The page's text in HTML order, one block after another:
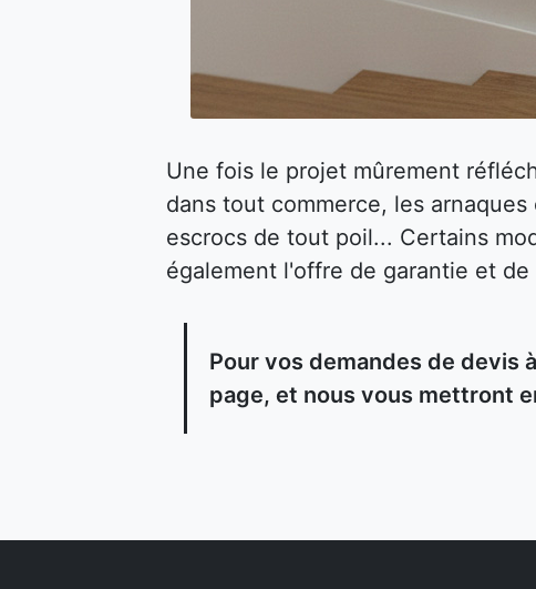
Une fois le projet mûrement
dans tout commerce, les
escrocs de tout poil... Certains
également l'offre de garantie et
Pour vos demandes de devis
page, et nous vous mettront